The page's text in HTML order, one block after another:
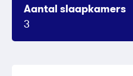
Aantal slaapkamers
3